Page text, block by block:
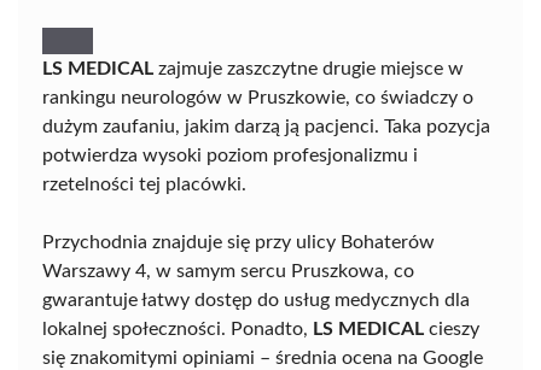
LS MEDICAL zajmuje zaszczytne drugie miejsce w
rankingu neurologów w Pruszkowie, co świadczy o
dużym zaufaniu, jakim darzą ją pacjenci. Taka pozycja
potwierdza wysoki poziom profesjonalizmu i
rzetelności tej placówki.
Przychodnia znajduje się przy ulicy Bohaterów
Warszawy 4, w samym sercu Pruszkowa, co
gwarantuje łatwy dostęp do usług medycznych dla
lokalnej społeczności. Ponadto, LS MEDICAL cieszy
się znakomitymi opiniami – średnia ocena na Google